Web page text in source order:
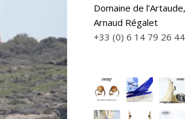
Domaine de
Arnaud Régalet
+33 (0) 6 14 79 26 44